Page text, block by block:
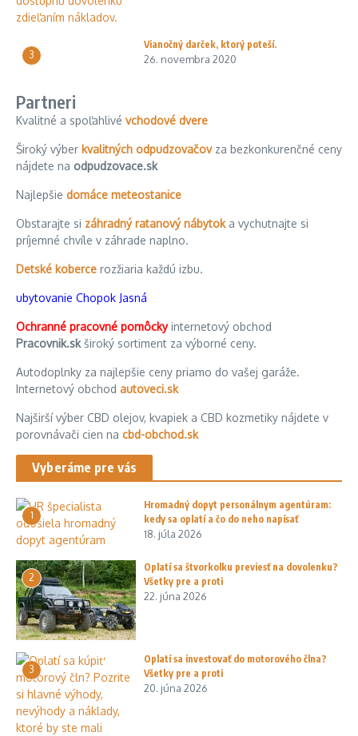
3
Vianočný darček, ktorý poteší.
26. novembra 2020
Partneri
Kvalitné a spoľahlivé vchodové dvere
Široký výber kvalitných odpudzovačovza bezkonkurenčné ceny
nájdete na odpudzovace.sk
Najlepšie domáce meteostanice
Obstarajte si záhradný ratanový nábytoka vychutnajte si
príjemné chvíle v záhrade naplno.
Detské koberce rozžiaria každú izbu.
ubytovanie Chopok Jasná
Ochranné pracovné pomôckyinternetový obchod
Pracovnik.skširoký sortiment za výborné ceny.
Autodoplnky za najlepšie ceny priamo do vašej garáže.
Internetový obchod autoveci.sk
Najširší výber CBD olejov, kvapiek a CBD kozmetiky nájdete v
porovnávači cien na cbd-obchod.sk
Vyberáme pre vás
1
Hromadný dopyt personálnym agentúram:
kedy sa oplatí a čo do neho napísať
18. júla 2026
2
Oplatí sa štvorkolku previesť na dovolenku?
Všetky pre a proti
22. júna 2026
3
Oplatí sa investovať do motorového člna?
Všetky pre a proti
20. júna 2026